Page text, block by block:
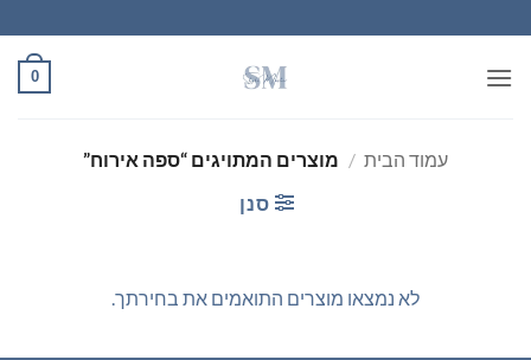
to
content
0
עמוד הבית / מוצרים המתויגים “ספה אירוח”
סנן
לא נמצאו מוצרים התואמים את בחירתך.